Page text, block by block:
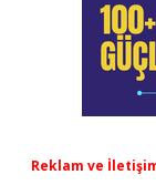
Reklam ve